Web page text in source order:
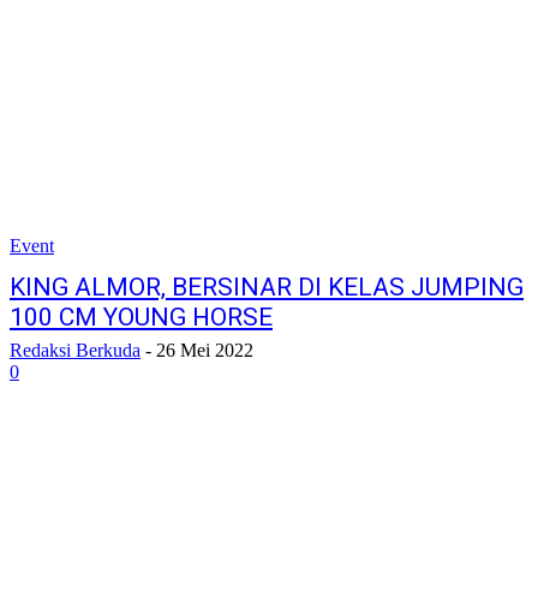
Event
KING ALMOR, BERSINAR DI KELAS JUMPING
100 CM YOUNG HORSE
Redaksi Berkuda - 26 Mei 2022
0